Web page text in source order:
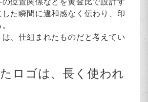
した瞬間に違和感なく伝わり、印
、仕組まれたものだと考えてい
ロゴは、長く使われ